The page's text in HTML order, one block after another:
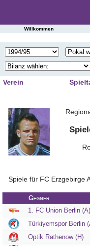
Startseite
Spieltag
|
Tabelle
Presseschau
Saisonstatistik
Spielerarchiv
Gegnerarchiv
Willkommen
Verein
Spielplan
Einsätze
Torschützen
Tabellensituation
5
9
Spiele für FC Erzgebirge
Gegner
1. FC Union Berlin (A)
Türkiyemspor Berlin
Optik Rathenow (H)